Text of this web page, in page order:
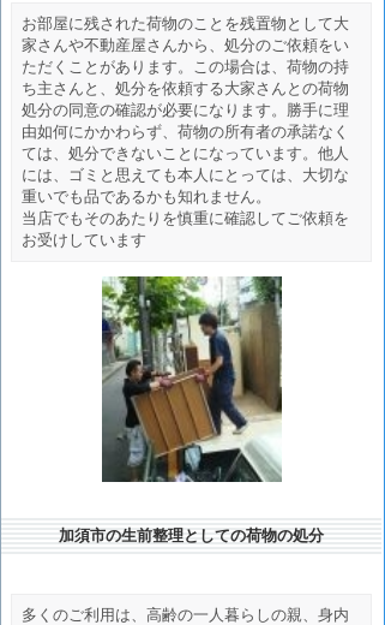
お部屋に残された荷物のことを残置物として大
家さんや不動産屋さんから、処分のご依頼をい
ただくことがあります。この場合は、荷物の持
ち主さんと、処分を依頼する大家さんとの荷物
処分の同意の確認が必要になります。勝手に理
由如何にかかわらず、荷物の所有者の承諾なく
ては、処分できないことになっています。他人
には、ゴミと思えても本人にとっては、大切な
重いでも品であるかも知れません。
当店でもそのあたりを慎重に確認してご依頼を
お受けしています
加須市の生前整理としての荷物の処分
多くのご利用は、高齢の一人暮らしの親、身内